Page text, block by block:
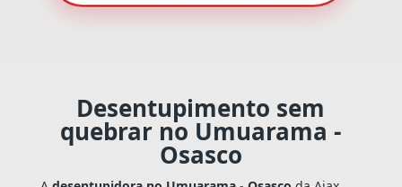
Desentupimento sem
quebrar no Umuarama -
Osasco